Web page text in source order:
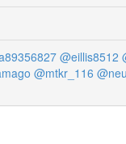
@eillis8512
@mtkr_116